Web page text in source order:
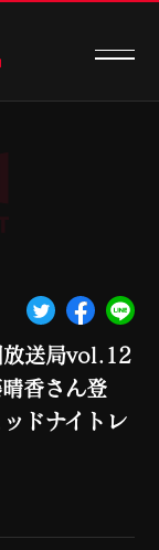
放送局vol.12
香さん登
ドナイトレ